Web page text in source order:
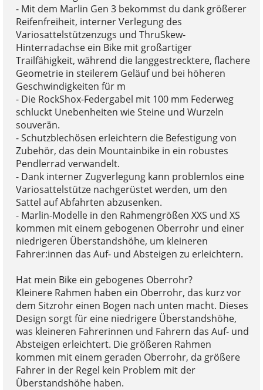
- Mit dem Marlin Gen 3 bekommst du dank größerer
Reifenfreiheit, interner Verlegung des
Variosattelstützenzugs und ThruSkew-
Hinterradachse ein Bike mit großartiger
Trailfähigkeit, während die langgestrecktere, flachere
Geometrie in steilerem Geläuf und bei höheren
Geschwindigkeiten für m
- Die RockShox-Federgabel mit 100 mm Federweg
schluckt Unebenheiten wie Steine und Wurzeln
souverän.
- Schutzblechösen erleichtern die Befestigung von
Zubehör, das dein Mountainbike in ein robustes
Pendlerrad verwandelt.
- Dank interner Zugverlegung kann problemlos eine
Variosattelstütze nachgerüstet werden, um den
Sattel auf Abfahrten abzusenken.
- Marlin-Modelle in den Rahmengrößen XXS und XS
kommen mit einem gebogenen Oberrohr und einer
niedrigeren Überstandshöhe, um kleineren
Fahrer:innen das Auf- und Absteigen zu erleichtern.
Hat mein Bike ein gebogenes Oberrohr?
Kleinere Rahmen haben ein Oberrohr, das kurz vor
dem Sitzrohr einen Bogen nach unten macht. Dieses
Design sorgt für eine niedrigere Überstandshöhe,
was kleineren Fahrerinnen und Fahrern das Auf- und
Absteigen erleichtert. Die größeren Rahmen
kommen mit einem geraden Oberrohr, da größere
Fahrer in der Regel kein Problem mit der
Überstandshöhe haben.